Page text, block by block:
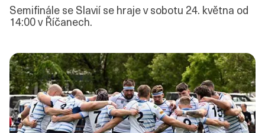
Semifinále se Slavií se hraje v sobotu 24. května od
14:00 v Říčanech.